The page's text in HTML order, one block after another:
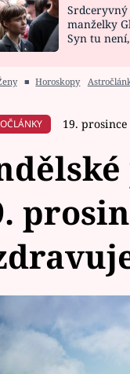
VAŘENÍ
manželky
Syn tu
■ Horoskopy
19. prosince